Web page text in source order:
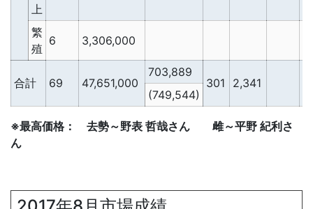
上
繁
殖
6 3,306,000
合計 69 47,651,000
703,889
301
2,341
(749,544)
※最高価格： 去勢～野表 哲哉さん 雌～平野 紀利さ
ん